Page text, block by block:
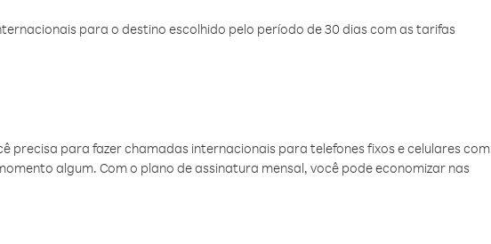
para o destino escolhido pelo período de 30 dias com as tarifas
precisa para fazer chamadas internacionais para telefones fixos e celulares com
algum. Com o plano de assinatura mensal, você pode economizar nas